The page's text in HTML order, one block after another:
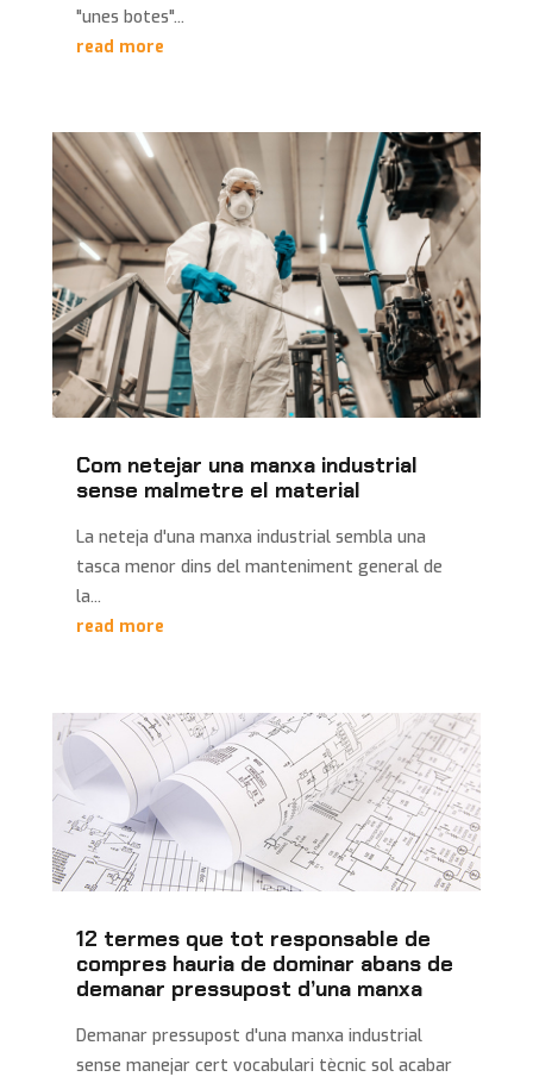
"unes botes"...
read more
Com netejar una manxa industrial
sense malmetre el material
La neteja d'una manxa industrial sembla una
tasca menor dins del manteniment general de
la...
read more
12 termes que tot responsable de
compres hauria de dominar abans de
demanar pressupost d’una manxa
Demanar pressupost d'una manxa industrial
sense manejar cert vocabulari tècnic sol acabar